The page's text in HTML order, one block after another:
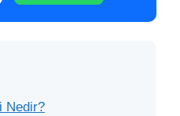
Nedir?